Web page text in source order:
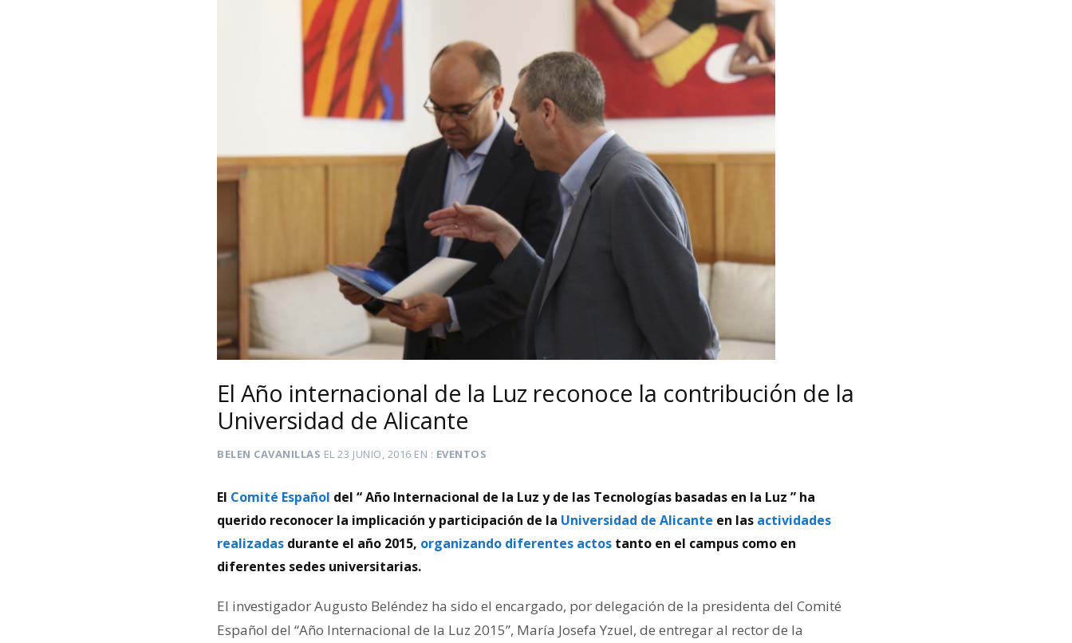
El Año internacional de la Luz reconoce la contribución de la
Universidad de Alicante
BELEN CAVANILLAS EL23 JUNIO, 2016 EN EVENTOS
El Comité Español del “ Año Internacional de la Luz y de las Tecnologías basadas en la Luz ” ha
querido reconocer la implicación y participación de la Universidad de Alicante en las actividades
realizadas durante el año 2015, organizando diferentes actos tanto en el campus como en
diferentes sedes universitarias.
El investigador Augusto Beléndez ha sido el encargado, por delegación de la presidenta del Comité
Español del “Año Internacional de la Luz 2015”, María Josefa Yzuel, de entregar al rector de la